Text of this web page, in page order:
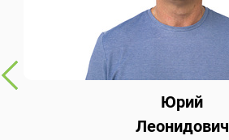
Юрий
Леонидович